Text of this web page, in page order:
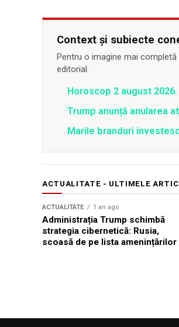
Context și subiecte
Pentru o imagine mai
editorial.
Horoscop 2 august
Trump anunță anularea
Marile branduri
ACTUALITATE - ULTIMELE
ACTUALITATE 1 an ago
Administrația Trump schimbă
strategia cibernetică: Rusia,
scoasă de pe lista amenințărilor